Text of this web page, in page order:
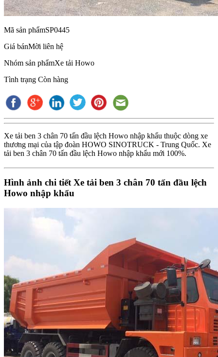
Mã sản phẩmSP0445
Giá bánMời liên hệ
Nhóm sản phẩmXe tải Howo
Tình trạng Còn hàng
Xe tải ben 3 chân 70 tấn đầu lệch Howo nhập khẩu thuộc dòng xe
thương mại của tập đoàn HOWO SINOTRUCK - Trung Quốc. Xe
tải ben 3 chân 70 tấn đầu lệch Howo nhập khẩu mới 100%.
Hình ảnh chi tiết Xe tải ben 3 chân 70 tấn đầu lệch
Howo nhập khẩu